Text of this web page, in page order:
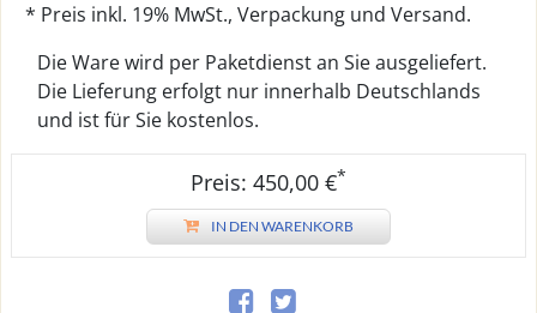
* Preis inkl. 19% MwSt., Verpackung und Versand.
Die Ware wird per Paketdienst an Sie ausgeliefert.
Die Lieferung erfolgt nur innerhalb Deutschlands
und ist für Sie kostenlos.
Preis: 450,00 €*
IN DEN WARENKORB